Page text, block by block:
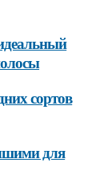
сортов
для